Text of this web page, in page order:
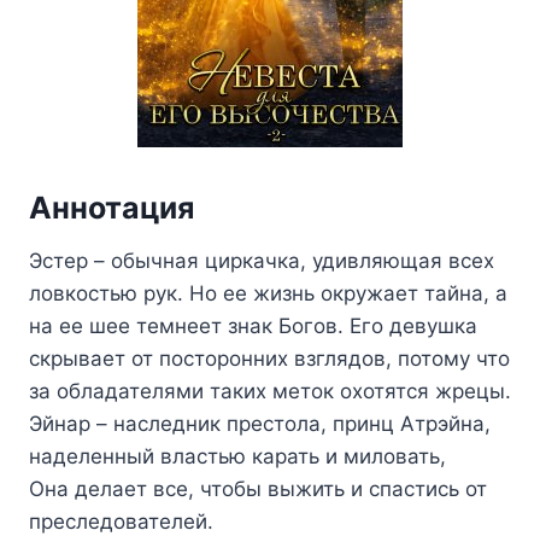
Аннотация
Эстер – обычная циркачка, удивляющая всех
ловкостью рук. Но ее жизнь окружает тайна, а
на ее шее темнеет знак Богов. Его девушка
скрывает от посторонних взглядов, потому что
за обладателями таких меток охотятся жрецы.
Эйнар – наследник престола, принц Атрэйна,
наделенный властью карать и миловать,
Она делает все, чтобы выжить и спастись от
преследователей.